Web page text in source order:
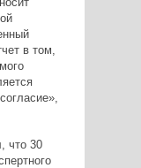
в том,
что 30